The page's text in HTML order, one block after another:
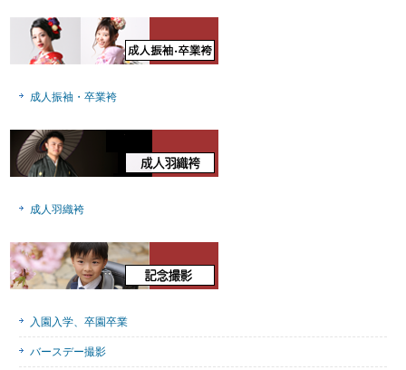
成人振袖・卒業袴
成人羽織袴
入園入学、卒園卒業
バースデー撮影